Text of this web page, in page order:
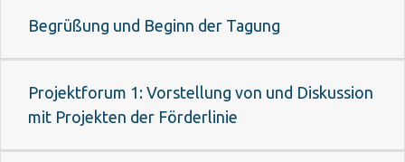
Begrüßung und Beginn der Tagung
Projektforum 1: Vorstellung von und Diskussion
mit Projekten der Förderlinie